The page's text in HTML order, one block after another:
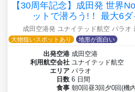
【30周年記念】成田発 世界
ットで潜ろう!！ 最大6
成田空港発 ユナイテッド航空 パラオ
大物狙いスポットあり
地形が面白い
出発空港 成田空港
利用航空会社 ユナイテッド航空
エリア パラオ
日数 6 日間
食事 朝0回昼3回夕0回(機